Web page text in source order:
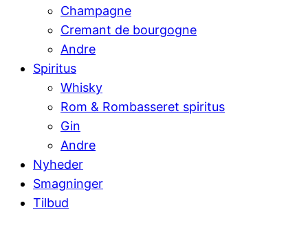
Champagne
Cremant de bourgogne
Andre
Spiritus
Whisky
Rom & Rombasseret spiritus
Gin
Andre
Nyheder
Smagninger
Tilbud